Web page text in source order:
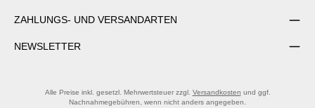
ZAHLUNGS- UND VERSANDARTEN
NEWSLETTER
Alle Preise inkl. gesetzl. Mehrwertsteuer zzgl. Versandkosten und ggf.
Nachnahmegebühren, wenn nicht anders angegeben.